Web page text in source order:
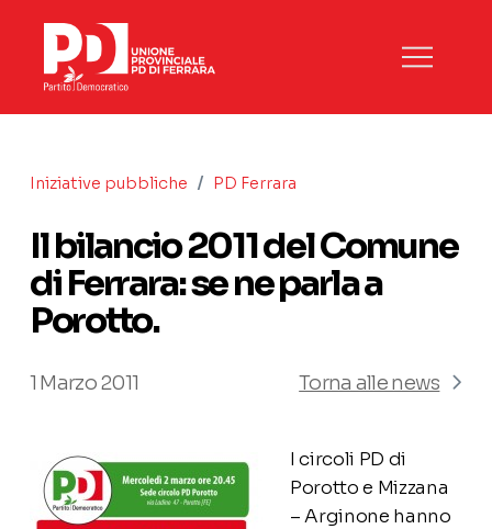
Iniziative pubbliche / PD Ferrara
Il bilancio 2011 del Comune
di Ferrara: se ne parla a
Porotto.
1 Marzo 2011 Torna alle news
I circoli PD di
Porotto e Mizzana
– Arginone hanno